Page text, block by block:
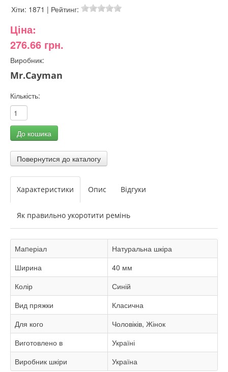
Хіти: 1871 | Рейтинг:
Ціна:
276.66 грн.
Виробник:
Mr.Cayman
Кількість:
Характеристики Опис Відгуки
Як правильно укоротити ремінь
Маnеріал
Натуральна шкіра
Ширина
40 мм
Колір
Синій
Вид пряжки
Класична
Для кого
Чоловіків, Жінок
Виготовлено в
Україні
Виробник шкіри
Україна